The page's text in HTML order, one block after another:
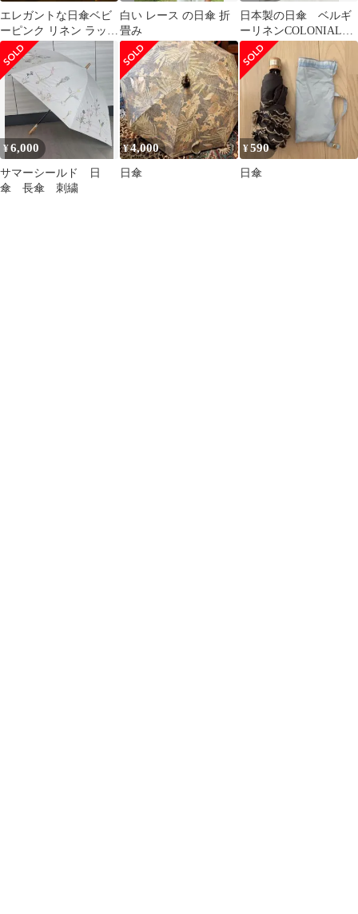
エレガントな日傘ベビ
ーピンク リネン ラッパ
のようなクラシックな
デザイン
白い レース の日傘 折
畳み
日本製の日傘 ベルギ
ーリネンCOLONIAL
CHECK
¥6,000
サマーシールド 日
傘 長傘 刺繍
¥4,000
日傘
¥590
日傘